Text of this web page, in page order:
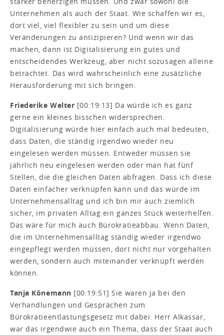
Unternehmen als auch der Staat. Wie schaffen wir es,
dort viel, viel flexibler zu sein und um diese
Veränderungen zu antizipieren? Und wenn wir das
machen, dann ist Digitalisierung ein gutes und
entscheidendes Werkzeug, aber nicht sozusagen alleine
betrachtet. Das wird wahrscheinlich eine zusätzliche
Herausforderung mit sich bringen.
Friederike Welter [00:19:13] Da würde ich es ganz
gerne ein kleines bisschen widersprechen.
Digitalisierung würde hier einfach auch mal bedeuten,
dass Daten, die ständig irgendwo wieder neu
eingelesen werden müssen. Entweder müssen sie
jährlich neu eingelesen werden oder man hat fünf
Stellen, die die gleichen Daten abfragen. Dass ich diese
Daten einfacher verknüpfen kann und das würde im
Unternehmensalltag und ich bin mir auch ziemlich
sicher, im privaten Alltag ein ganzes Stück weiterhelfen.
Das wäre für mich auch Bürokratieabbau. Wenn Daten,
die im Unternehmensalltag ständig wieder irgendwo
eingepflegt werden müssen, dort nicht nur vorgehalten
werden, sondern auch miteinander verknüpft werden
können.
Tanja Könemann [00:19:51] Sie waren ja bei den
Verhandlungen und Gesprächen zum
Bürokratieentlastungsgesetz mit dabei. Herr Alkassar,
war das irgendwie auch ein Thema, dass der Staat auch